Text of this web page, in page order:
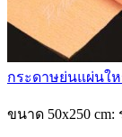
กระดาษย่นแผ่นใ
ขนาด 50x250